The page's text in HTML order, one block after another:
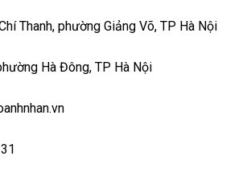
Thanh, phường Giảng Võ, TP Hà Nội
Hà Đông, TP Hà Nội